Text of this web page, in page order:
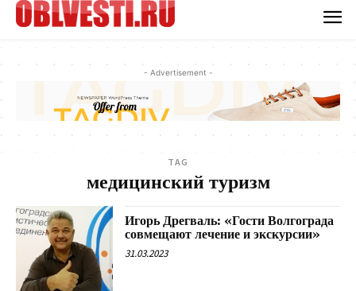
- Advertisement -
TAG
медицинский туризм
Игорь Дрегваль: «Гости Волгограда
совмещают лечение и экскурсии»
31.03.2023